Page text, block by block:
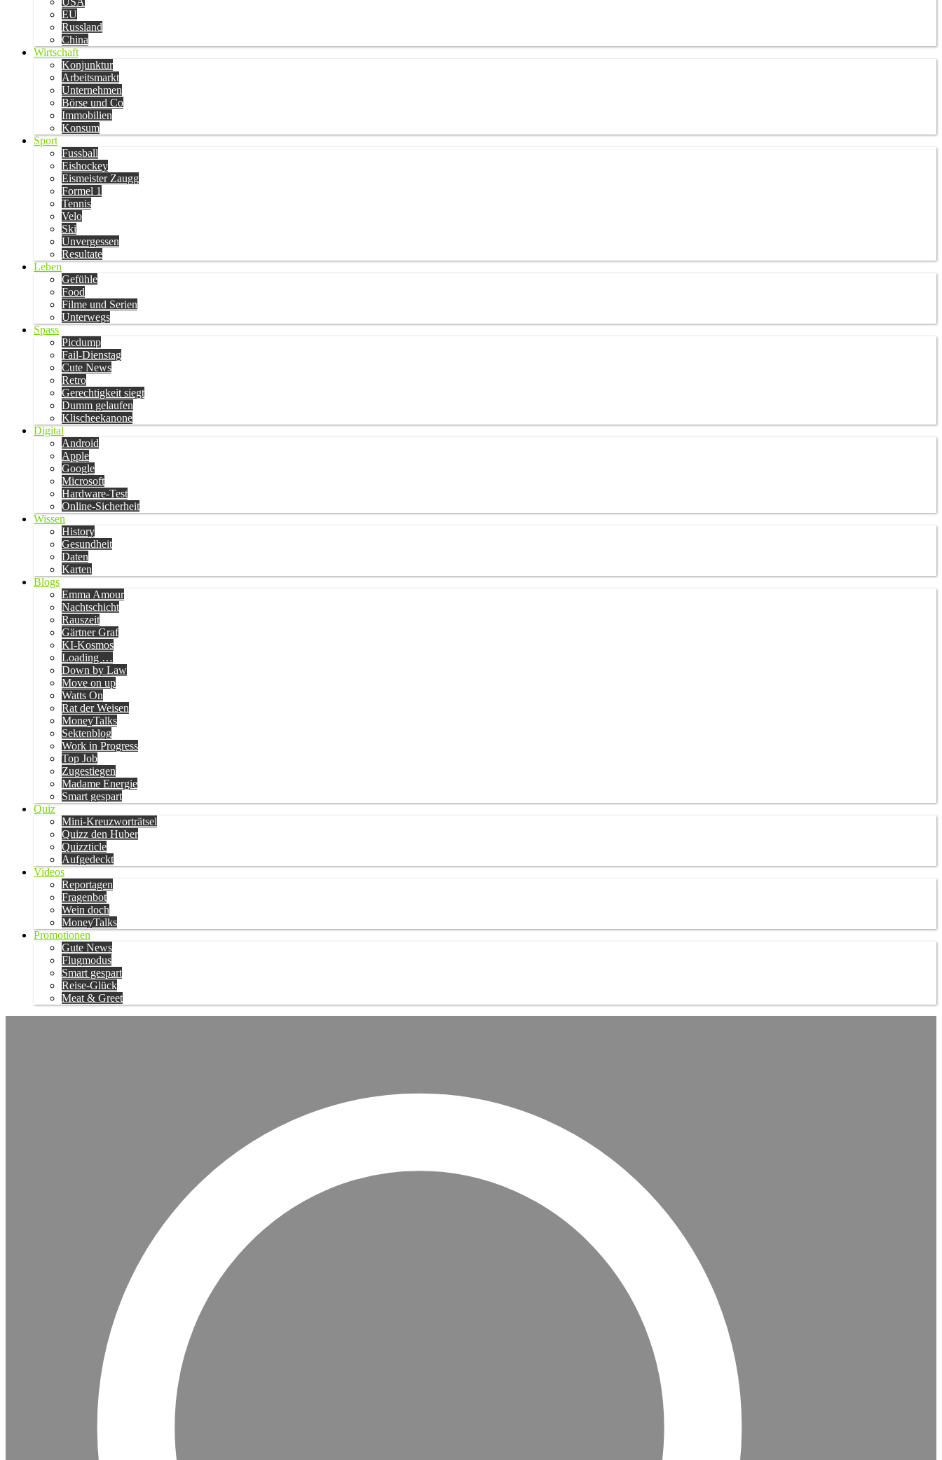
EU
Russland
China
Wirtschaft
Konjunktur
Arbeitsmarkt
Unternehmen
Börse und Co
Immobilien
Konsum
Sport
Fussball
Eishockey
Eismeister Zaugg
Formel 1
Tennis
Velo
Ski
Unvergessen
Resultate
Leben
Gefühle
Food
Filme und Serien
Unterwegs
Spass
Picdump
Fail-Dienstag
Cute News
Retro
Gerechtigkeit siegt
Dumm gelaufen
Klischeekanone
Digital
Android
Apple
Google
Microsoft
Hardware-Test
Online-Sicherheit
Wissen
History
Gesundheit
Daten
Karten
Blogs
Emma Amour
Nachtschicht
Rauszeit
Gärtner Graf
KI-Kosmos
Loading …
Down by Law
Move on up
Watts On
Rat der Weisen
MoneyTalks
Sektenblog
Work in Progress
Top Job
Zugestiegen
Madame Energie
Smart gespart
Quiz
Mini-Kreuzworträtsel
Quizz den Huber
Quizzticle
Aufgedeckt
Videos
Reportagen
Fragenbot
Wein doch
MoneyTalks
Promotionen
Gute News
Flugmodus
Smart gespart
Reise-Glück
Meat & Greet